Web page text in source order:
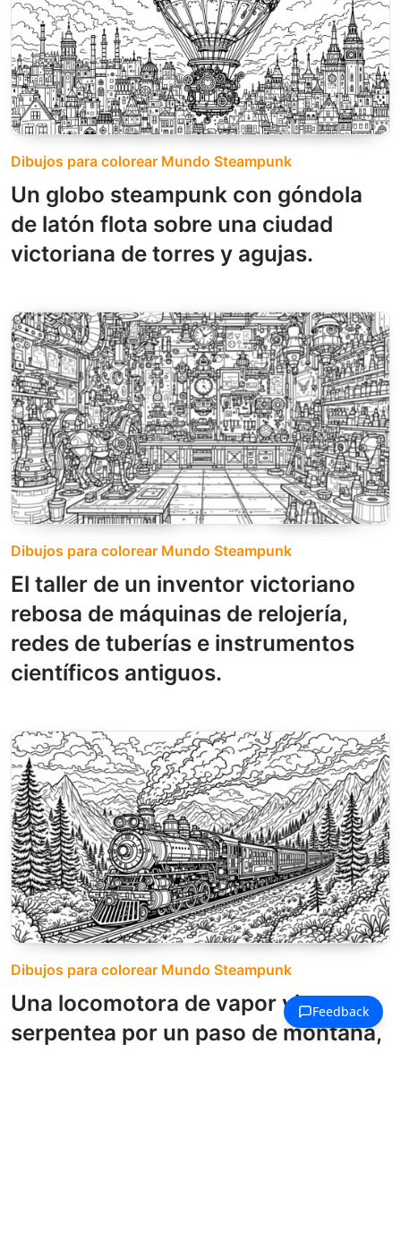
Dibujos para colorear Mundo Steampunk
Un globo steampunk con góndola
de latón flota sobre una ciudad
victoriana de torres y agujas.
Dibujos para colorear Mundo Steampunk
El taller de un inventor victoriano
rebosa de máquinas de relojería,
redes de tuberías e instrumentos
científicos antiguos.
Dibujos para colorear Mundo Steampunk
Una locomotora de vapor vintage
serpentea por un paso de montaña,